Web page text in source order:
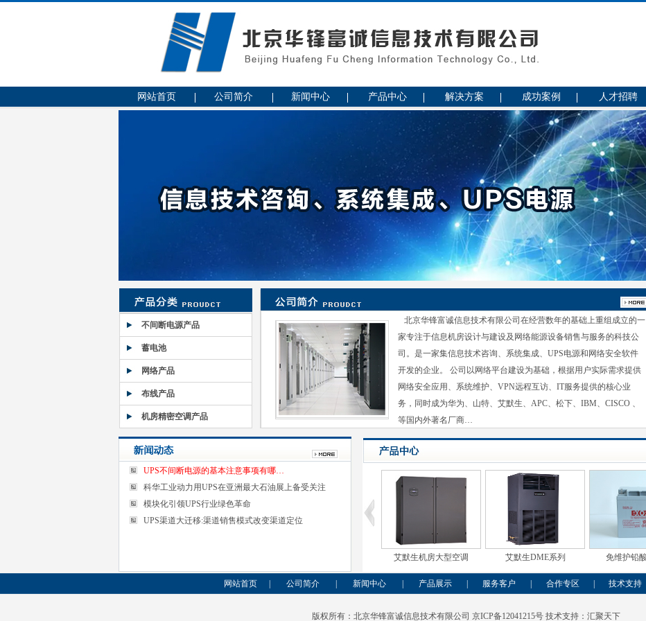
网站首页 公司简介 新闻中心 产品中心 解决方案 成功案例 人才招聘
不间断电源产品
蓄电池
网络产品
布线产品
机房精密空调产品
北京华锋富诚信息技术有限公司在经营数年的基础上重组成立的一
家专注于信息机房设计与建设及网络能源设备销售与服务的科技公
司。是一家集信息技术咨询、系统集成、UPS电源和网络安全软件
开发的企业。 公司以网络平台建设为基础，根据用户实际需求提供
网络安全应用、系统维护、VPN远程互访、IT服务提供的核心业
务，同时成为华为、山特、艾默生、APC、松下、IBM、CISCO 、
等国内外著名厂商…
UPS不间断电源的基本注意事项有哪…
科华工业动力用UPS在亚洲最大石油展上备受关注
模块化引领UPS行业绿色革命
UPS渠道大迁移:渠道销售模式改变渠道定位
免维护铅酸蓄电池 C/3C系列 山特在线式
网站首页 公司简介 新闻中心 产品展示 服务客户 合作专区 技术支持
版权所有：北京华锋富诚信息技术有限公司 京ICP备12041215号技术支持： 汇聚天下